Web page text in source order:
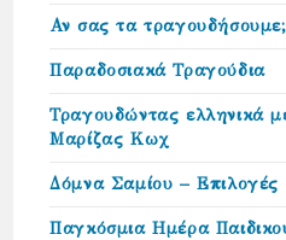
Αν σας τα τραγουδήσουμε;
Παραδοσιακά Τραγούδια
Τραγουδώντας ελληνικά
Μαρίζας Κωχ
Δόμνα Σαμίου – Επιλογές
Παγκόσμια Ημέρα